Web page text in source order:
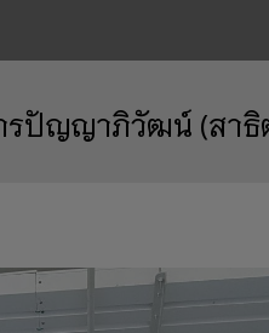
รปัญญาภิวัฒน์ (สาธิ